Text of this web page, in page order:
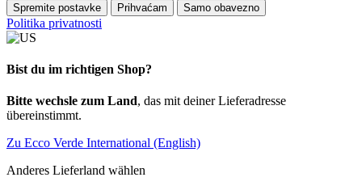
Spremite postavke Prihvaćam Samo obavezno
Politika privatnosti
Bist du im richtigen Shop?
Bitte wechsle zum Land, das mit deiner Lieferadresse
übereinstimmt.
Zu Ecco Verde International (English)
Anderes Lieferland wählen